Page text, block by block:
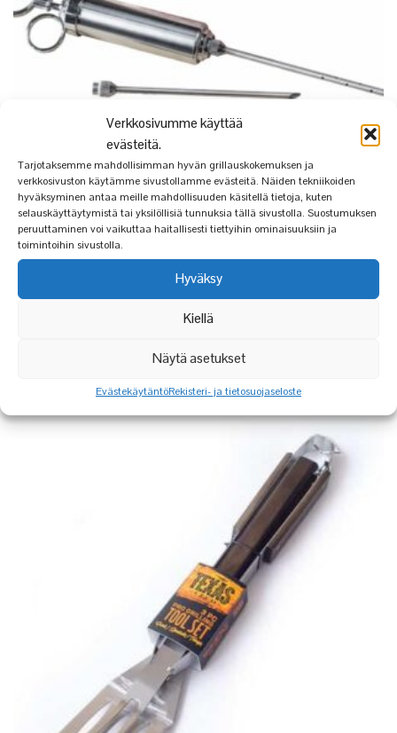
Verkkosivumme käyttää
evästeitä.
Tarjotaksemme mahdollisimman hyvän grillauskokemuksen ja
verkkosivuston käytämme sivustollamme evästeitä. Näiden tekniikoiden
hyväksyminen antaa meille mahdollisuuden käsitellä tietoja, kuten
selauskäyttäytymistä tai yksilöllisiä tunnuksia tällä sivustolla. Suostumuksen
peruuttaminen voi vaikuttaa haitallisesti tiettyihin ominaisuuksiin ja
toimintoihin sivustolla.
Hyväksy
Kiellä
Näytä asetukset
EvästekäytäntöRekisteri- ja tietosuojaseloste
MARINADIRUISKU